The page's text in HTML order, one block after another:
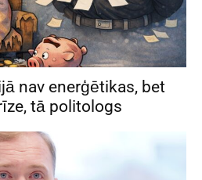
nav enerģētikas, bet
tā politologs